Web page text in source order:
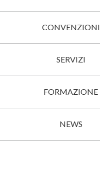
CONVENZIONI
SERVIZI
FORMAZIONE
NEWS